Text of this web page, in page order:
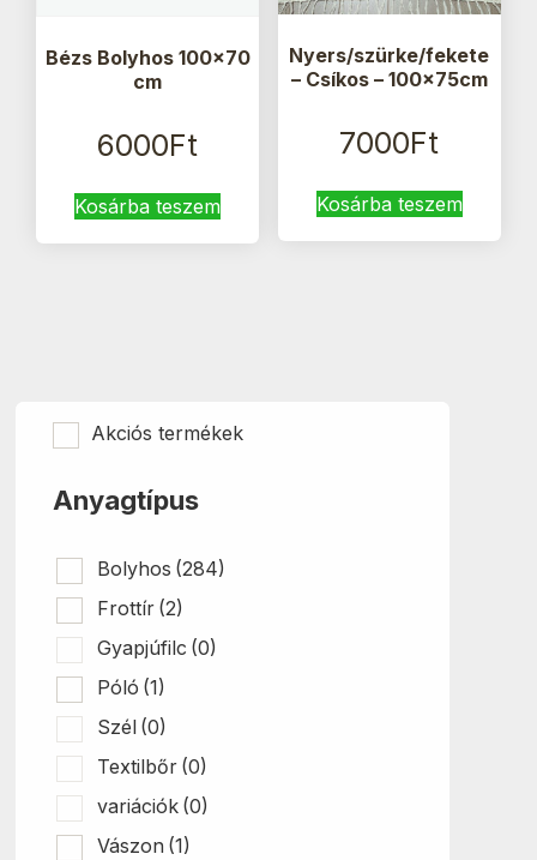
Bézs Bolyhos 100×70
cm
6000Ft
Kosárba teszem
Nyers/szürke/fekete
– Csíkos – 100x75cm
7000Ft
Kosárba teszem
Akciós termékek
Anyagtípus
Bolyhos (284)
Frottír (2)
Gyapjúfilc (0)
Póló (1)
Szél (0)
Textilbőr (0)
variációk (0)
Vászon (1)